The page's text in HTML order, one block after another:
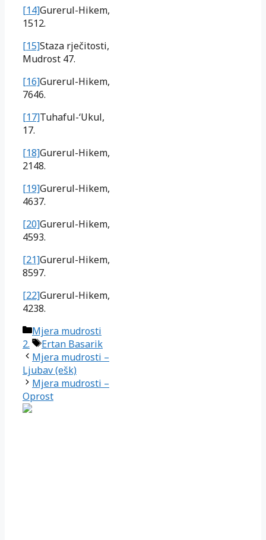
[14]Gurerul-Hikem,
1512.
[15]Staza rječitosti,
Mudrost 47.
[16]Gurerul-Hikem,
7646.
[17]Tuhaful-‘Ukul,
17.
[18]Gurerul-Hikem,
2148.
[19]Gurerul-Hikem,
4637.
[20]Gurerul-Hikem,
4593.
[21]Gurerul-Hikem,
8597.
[22]Gurerul-Hikem,
4238.
Kategorije
Mjera mudrosti
2.
Oznake
Ertan Basarik
Mjera mudrosti –
Ljubav (ešk)
Mjera mudrosti –
Oprost